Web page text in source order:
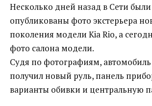
Несколько дней назад в Сети были
опубликованы фото экстерьера
поколения модели Kia Rio, а
фото салона модели.
Судя по фотографиям, автомобиль
получил новый руль, панель
варианты обивки и центральную